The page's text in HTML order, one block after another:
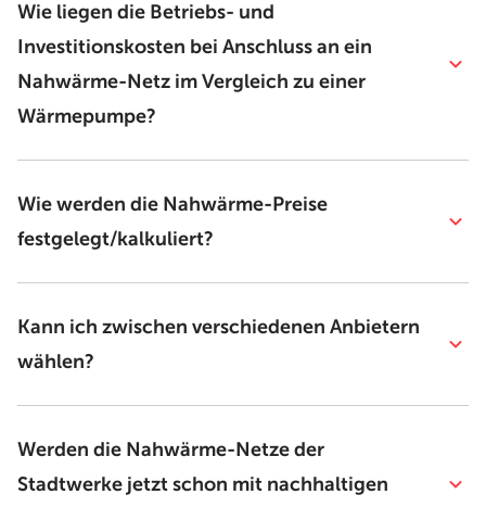
Wie liegen die Betriebs- und
Investitionskosten bei Anschluss an ein
Nahwärme-Netz im Vergleich zu einer
Wärmepumpe?
Wie werden die Nahwärme-Preise
festgelegt/kalkuliert?
Kann ich zwischen verschiedenen Anbietern
wählen?
Werden die Nahwärme-Netze der
Stadtwerke jetzt schon mit nachhaltigen